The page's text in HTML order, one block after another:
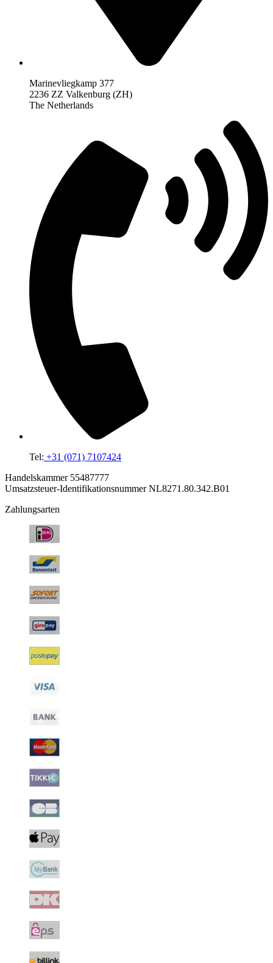
Marinevliegkamp 377
2236 ZZ Valkenburg (ZH)
The Netherlands
Tel: +31 (071) 7107424
Handelskammer 55487777
Umsatzsteuer-Identifikationsnummer NL8271.80.342.B01
Zahlungsarten